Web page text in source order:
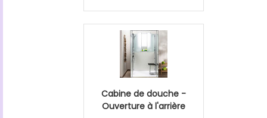
Cabine de douche -
Ouverture à l'arrière